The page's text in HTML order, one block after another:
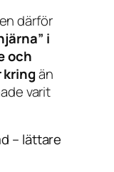
därför
i
och
kringän
varit
– lättare